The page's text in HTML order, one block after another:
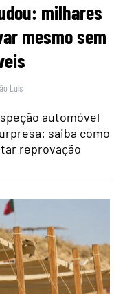
milhares
mesmo sem
Luís
automóvel
saiba como
reprovação